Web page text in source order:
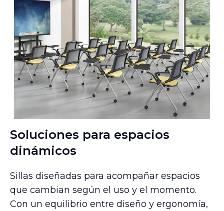
Soluciones para espacios
dinámicos
Sillas diseñadas para acompañar espacios
que cambian según el uso y el momento.
Con un equilibrio entre diseño y ergonomía,